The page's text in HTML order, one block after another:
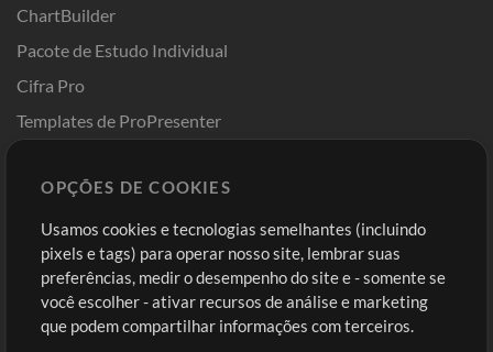
ChartBuilder
Pacote de Estudo Individual
Cifra Pro
Templates de ProPresenter
Comprar Créditos
Conteúdo Grátis
Solicite uma Música
Entre
Cadastre-se
Ir ao carrinho
OPÇÕES DE COOKIES
Usamos cookies e tecnologias semelhantes (incluindo
pixels e tags) para operar nosso site, lembrar suas
preferências, medir o desempenho do site e - somente se
você escolher - ativar recursos de análise e marketing
que podem compartilhar informações com terceiros.